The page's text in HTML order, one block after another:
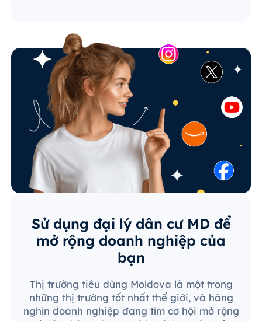
Sử dụng đại lý dân cư MD để
mở rộng doanh nghiệp của
bạn
Thị trường tiêu dùng Moldova là một trong
những thị trường tốt nhất thế giới, và hàng
nghìn doanh nghiệp đang tìm cơ hội mở rộng